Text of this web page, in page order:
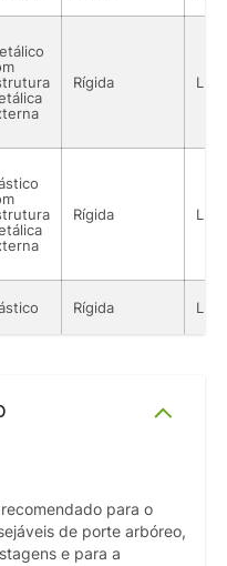
Rígida
Rígida
Rígida
recomendado para o
de porte arbóreo,
e para a